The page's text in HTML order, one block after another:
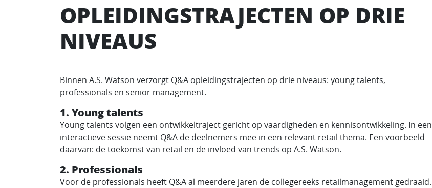
OPLEIDINGSTRAJECTEN OP DRIE
NIVEAUS
Binnen A.S. Watson verzorgt Q&A opleidingstrajecten op drie niveaus: young talents,
professionals en senior management.
1. Young talents
Young talents volgen een ontwikkeltraject gericht op vaardigheden en kennisontwikkeling. In een
interactieve sessie neemt Q&A de deelnemers mee in een relevant retail thema. Een voorbeeld
daarvan: de toekomst van retail en de invloed van trends op A.S. Watson.
2. Professionals
Voor de professionals heeft Q&A al meerdere jaren de collegereeks retailmanagement gedraaid.